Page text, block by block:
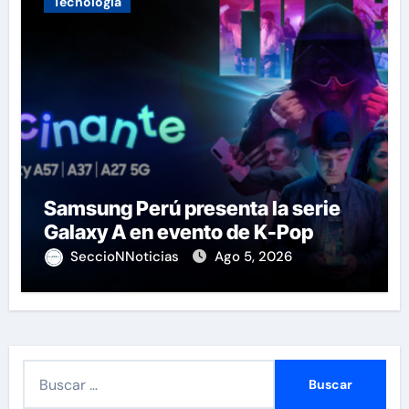
Samsung Perú presenta la serie
Galaxy A en evento de K-Pop
SeccioNNoticias Ago 5, 2026